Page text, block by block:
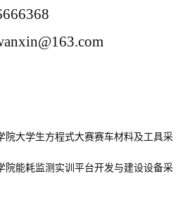
163.com
院大学生方程式大赛赛车材料及工具采
院能耗监测实训平台开发与建设设备采